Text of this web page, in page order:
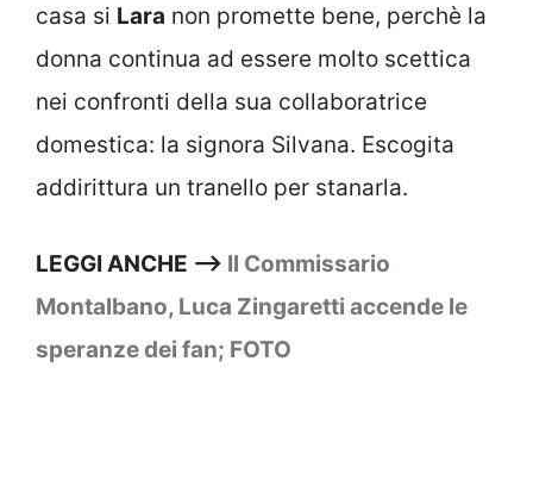
casa si Lara non promette bene, perchè la
donna continua ad essere molto scettica
nei confronti della sua collaboratrice
domestica: la signora Silvana. Escogita
addirittura un tranello per stanarla.
LEGGI ANCHE –> Il Commissario
Montalbano, Luca Zingaretti accende le
speranze dei fan; FOTO